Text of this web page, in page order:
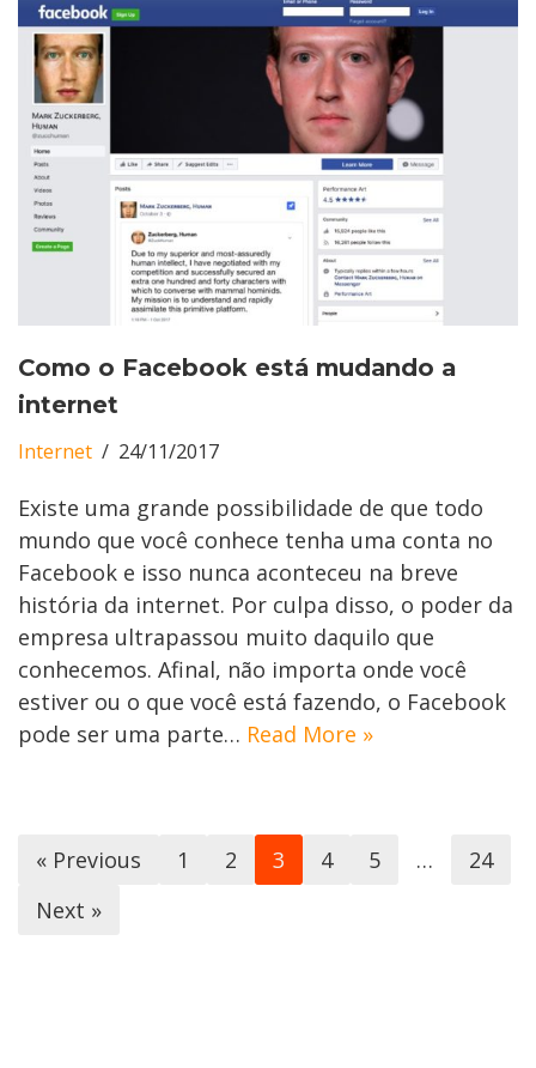
Como o Facebook está mudando a
internet
Internet 24/11/2017
Existe uma grande possibilidade de que todo
mundo que você conhece tenha uma conta no
Facebook e isso nunca aconteceu na breve
história da internet. Por culpa disso, o poder da
empresa ultrapassou muito daquilo que
conhecemos. Afinal, não importa onde você
estiver ou o que você está fazendo, o Facebook
pode ser uma parte… Read More »
« Previous 1 2 3 4 5 …
24
Next »